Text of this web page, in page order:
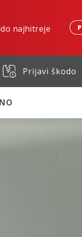
najhitreje
Prijavi škodo